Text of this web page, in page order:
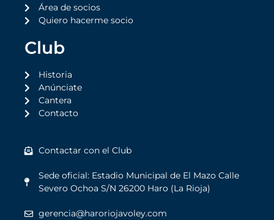
Área de socios
Quiero hacerme socio
Club
Historia
Anúnciate
Cantera
Contacto
Contactar con el Club
Sede oficial: Estadio Municipal de El Mazo Calle
Severo Ochoa S/N 26200 Haro (La Rioja)
gerencia@haroriojavoley.com